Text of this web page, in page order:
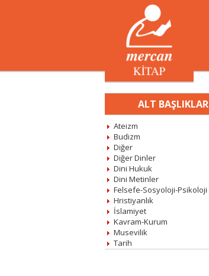
ALT BAŞLIKLAR
Ateizm
Budizm
Diğer
Diğer Dinler
Dini Hukuk
Dini Metinler
Felsefe-Sosyoloji-Psikoloji
Hristiyanlık
İslamiyet
Kavram-Kurum
Musevilik
Tarih